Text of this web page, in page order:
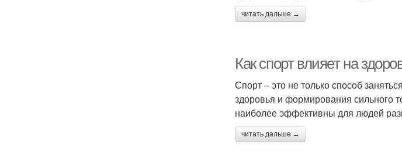
читать дальше →
Как спорт влияет на
Спорт – это не только способ
здоровья и формирования сильного
наиболее эффективны для людей
читать дальше →